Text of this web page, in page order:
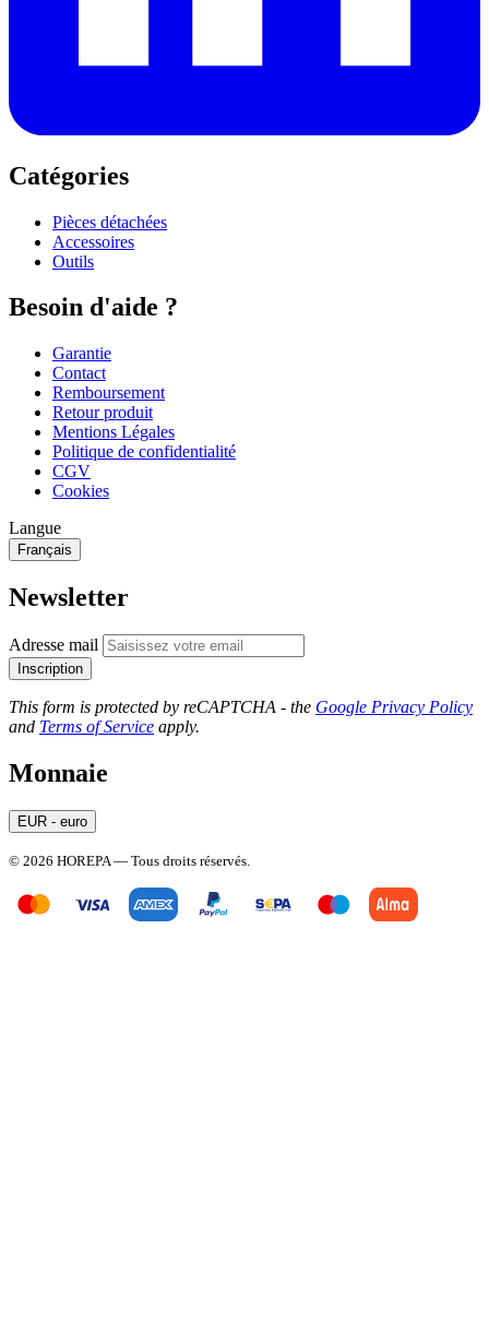
Catégories
Pièces détachées
Accessoires
Outils
Besoin d'aide ?
Garantie
Contact
Remboursement
Retour produit
Mentions Légales
Politique de confidentialité
CGV
Cookies
Langue
Français
Newsletter
Adresse mail
Inscription
This form is protected by reCAPTCHA - the Google Privacy Policy
and Terms of Service apply.
Monnaie
EUR - euro
© 2026 HOREPA — Tous droits réservés.